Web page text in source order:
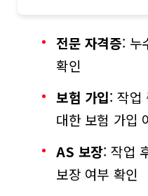
전문 자격증: 누
확인
보험 가입: 작업
대한 보험 가입
AS 보장: 작업
보장 여부 확인